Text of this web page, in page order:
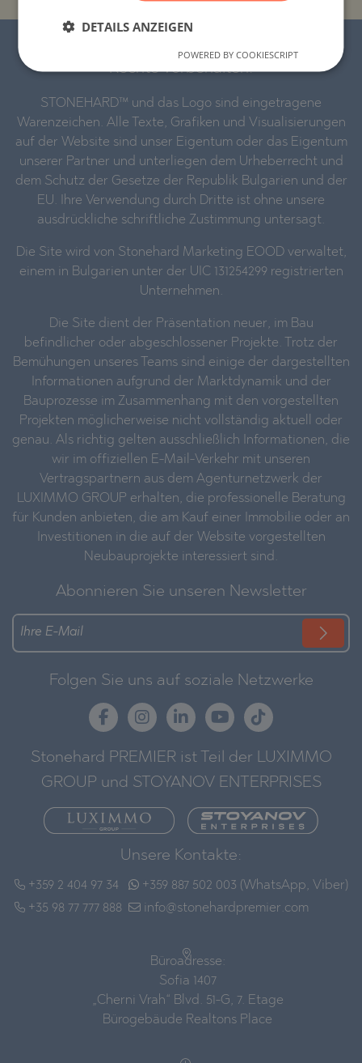
Rechte vorbehalten.
STONEHARD™ und das Logo sind eingetragene
Warenzeichen. Alle Texte, Grafiken und Visualisierungen
auf der Website sind unser Eigentum oder das Eigentum
unserer Partner und unterliegen dem Urheberrecht und
dem Schutz der Gesetze der Republik Bulgarien und der
EU. Ihre Verwendung durch Dritte ist ohne unsere
ausdrückliche schriftliche Zustimmung untersagt.
Die Site wird von Stonehard Marketing EOOD verwaltet,
einem in Bulgarien unter der UIC 131254299 registrierten
Unternehmen.
Die Site dient der Präsentation neuer, im Bau
befindlicher oder abgeschlossener Projekte. Trotz der
Bemühungen unseres Teams sind einige der dargestellten
Informationen aufgrund der Marktdynamik und der
Bauprozesse im Zusammenhang mit den vorgestellten
Projekten möglicherweise nicht vollständig aktuell oder
genau. Als richtig gelten ausschließlich Informationen, die
wir im offiziellen E-Mail-Verkehr mit unseren
Vertragspartnern aus dem Agenturnetzwerk der
LUXIMMO GROUP erhalten, die professionelle Beratung
für Kunden anbieten, die am Kauf einer Immobilie oder an
Investitionen in die auf der Website vorgestellten
Neubauprojekte interessiert sind.
Abonnieren Sie unseren Newsletter
Folgen Sie uns auf soziale Netzwerke
Stonehard PREMIER ist Teil der LUXIMMO
GROUP und STOYANOV ENTERPRISES
Unsere Kontakte:
+359 2 404 97 34
+35 98 77 777 888
+359 887 502 003 (WhatsApp, Viber)
info@stonehardpremier.com
Büroadresse:
Sofia 1407
„Cherni Vrah“ Blvd. 51-G, 7. Etage
Bürogebäude Realtons Place
DETAILS ANZEIGEN
POWERED BY COOKIESCRIPT